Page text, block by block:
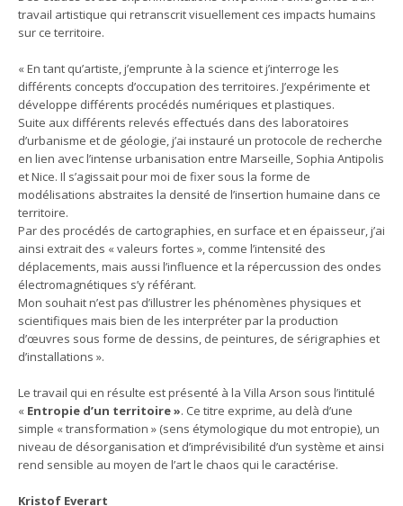
travail artistique qui retranscrit visuellement ces impacts humains
sur ce territoire.
« En tant qu’artiste, j’emprunte à la science et j’interroge les
différents concepts d’occupation des territoires. J’expérimente et
développe différents procédés numériques et plastiques.
Suite aux différents relevés effectués dans des laboratoires
d’urbanisme et de géologie, j’ai instauré un protocole de recherche
en lien avec l’intense urbanisation entre Marseille, Sophia Antipolis
et Nice. Il s’agissait pour moi de fixer sous la forme de
modélisations abstraites la densité de l’insertion humaine dans ce
territoire.
Par des procédés de cartographies, en surface et en épaisseur, j’ai
ainsi extrait des « valeurs fortes », comme l’intensité des
déplacements, mais aussi l’influence et la répercussion des ondes
électromagnétiques s’y référant.
Mon souhait n’est pas d’illustrer les phénomènes physiques et
scientifiques mais bien de les interpréter par la production
d’œuvres sous forme de dessins, de peintures, de sérigraphies et
d’installations ».
Le travail qui en résulte est présenté à la Villa Arson sous l’intitulé
« Entropie d’un territoire ». Ce titre exprime, au delà d’une
simple « transformation » (sens étymologique du mot entropie), un
niveau de désorganisation et d’imprévisibilité d’un système et ainsi
rend sensible au moyen de l’art le chaos qui le caractérise.
Kristof Everart